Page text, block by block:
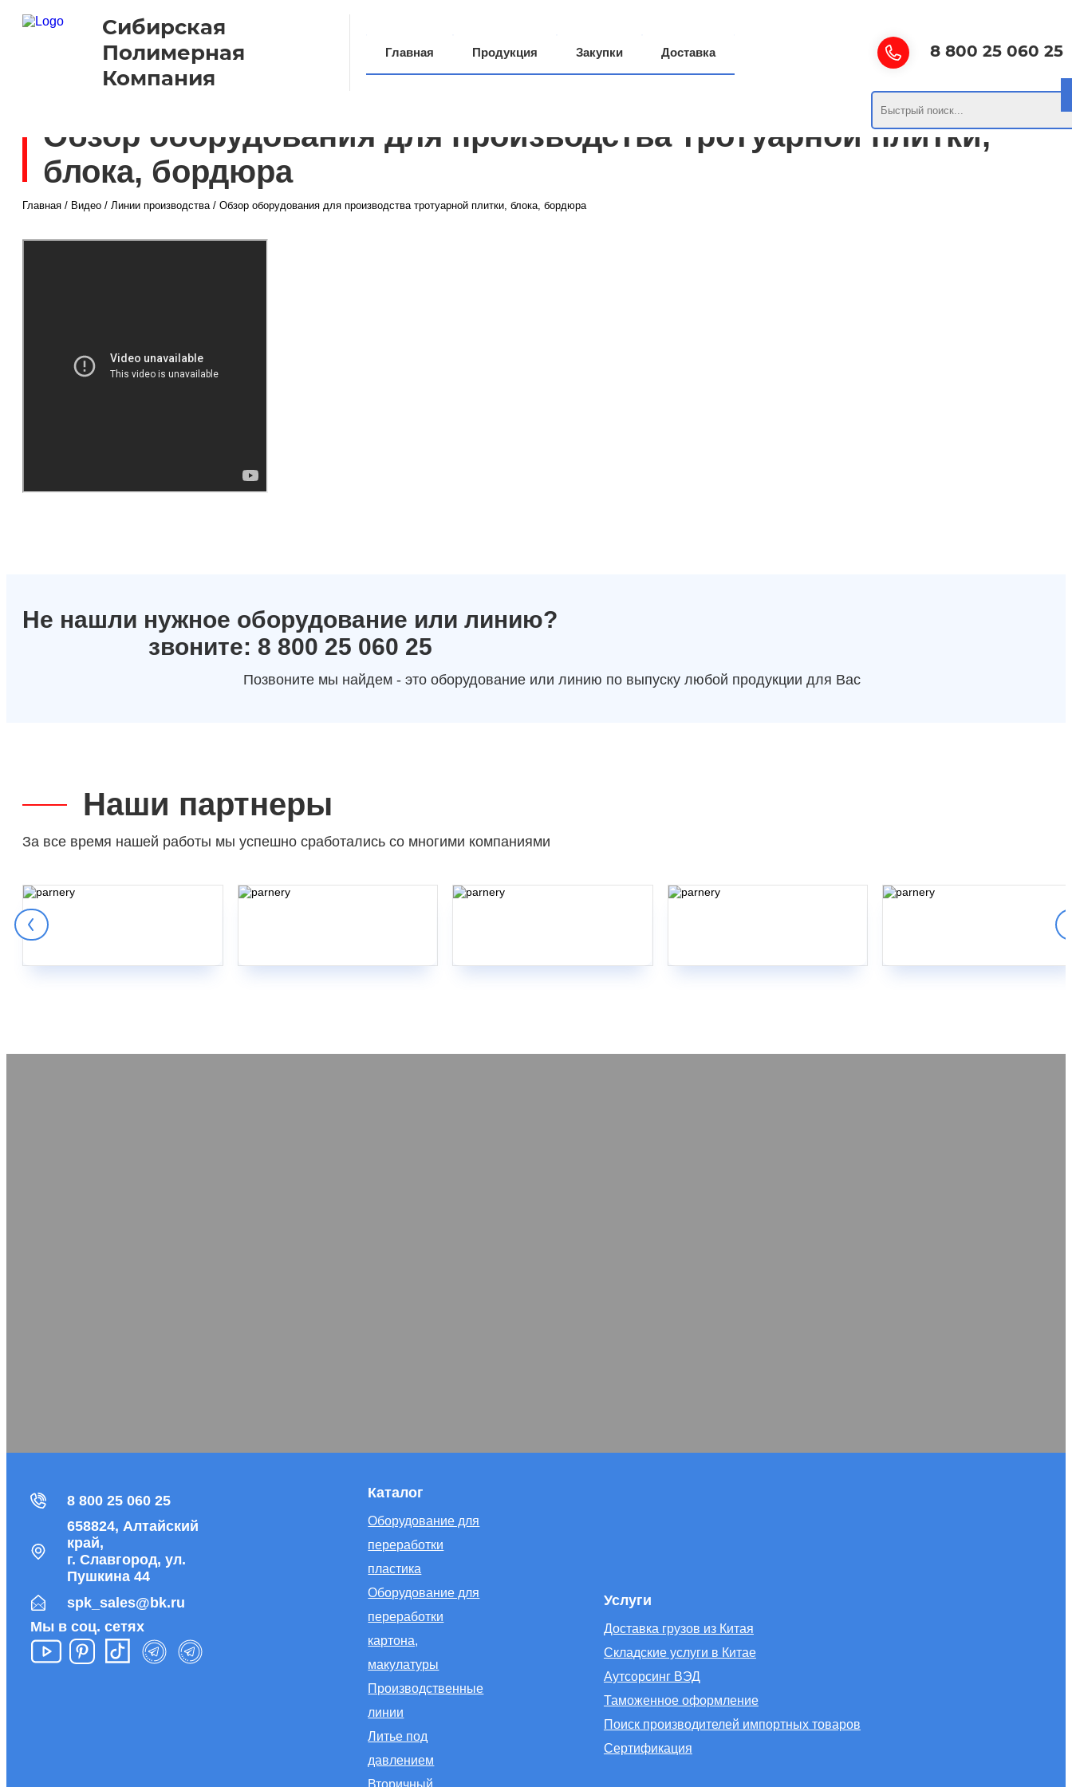
Сибирская
Полимерная
Компания
Главная Продукция Закупки Доставка 8 800 25 060 25
Обзор оборудования для производства тротуарной плитки,
блока, бордюра
Главная / Видео / Линии производства/ Обзор оборудования для производства тротуарной плитки, блока, бордюра
Не нашли нужное оборудование или линию?
звоните: 8 800 25 060 25
Позвоните мы найдем - это оборудование или линию по выпуску любой продукции для Вас
Наши партнеры
За все время нашей работы мы успешно сработались со многими компаниями
8 800 25 060 25
658824, Алтайский
край,
г. Славгород, ул.
Пушкина 44
spk_sales@bk.ru
Мы в соц. сетях
Каталог
Оборудование для
переработки
пластика
Оборудование для
переработки
картона,
макулатуры
Производственные
линии
Литье под
давлением
Вторичный
Услуги
Доставка грузов из Китая
Складские услуги в Китае
Аутсорсинг ВЭД
Таможенное оформление
Поиск производителей импортных товаров
Сертификация